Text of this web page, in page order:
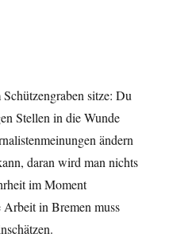
sitze: Du
Stellen in die Wunde
ändern
daran wird man nichts
im Moment
in Bremen muss